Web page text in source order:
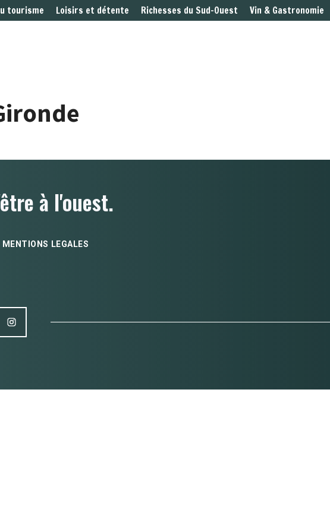
tourisme Loisirs et détente Richesses du Sud-Ouest Vin & Gastronomie
à l'ouest.
MENTIONS LEGALES